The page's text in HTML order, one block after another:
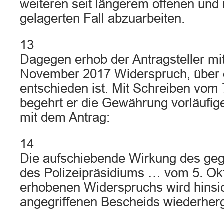
weiteren seit längerem offenen und
gelagerten Fall abzuarbeiten.
13
Dagegen erhob der Antragsteller
November 2017 Widerspruch, über
entschieden ist. Mit Schreiben vom
begehrt er die Gewährung
mit dem Antrag:
14
Die aufschiebende Wirkung des
des Polizeipräsidiums … vom 5.
erhobenen Widerspruchs wird
angegriffenen Bescheids